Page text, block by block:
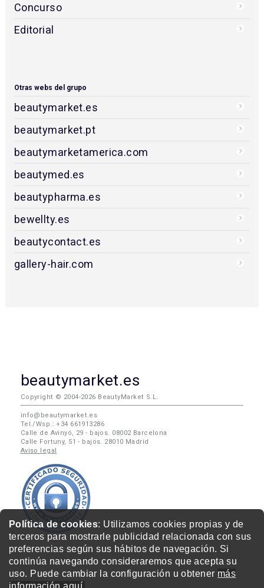
Política de cookies: Utilizamos cookies propias y de
terceros para mostrarle publicidad relacionada con sus
preferencias según sus hábitos de navegación. Si
continúa navegando consideraremos que acepta su
uso. Puede cambiar la configuración u obtener más
Concurso
Editorial
Otras webs del grupo
beautymarket.es
beautymarket.pt
beautymarketamerica.com
beautymed.es
beautypharma.es
bewellty.es
beautycontact.es
gallery-hair.com
beautymarket.es
Copyright © 2004-2026 BeautyMarket S.L.
info@beautymarket.es
Tel./Wsp.: +34 661913286
Calle de Avinyó, 29 - bajos. 08002 Barcelona
Calle Fortuny, 51 - bajos. 28010 Madrid
Aviso legal